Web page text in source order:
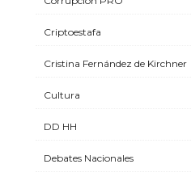
Criptoestafa
Cristina Fernández de Kirchner
Cultura
DD HH
Debates Nacionales